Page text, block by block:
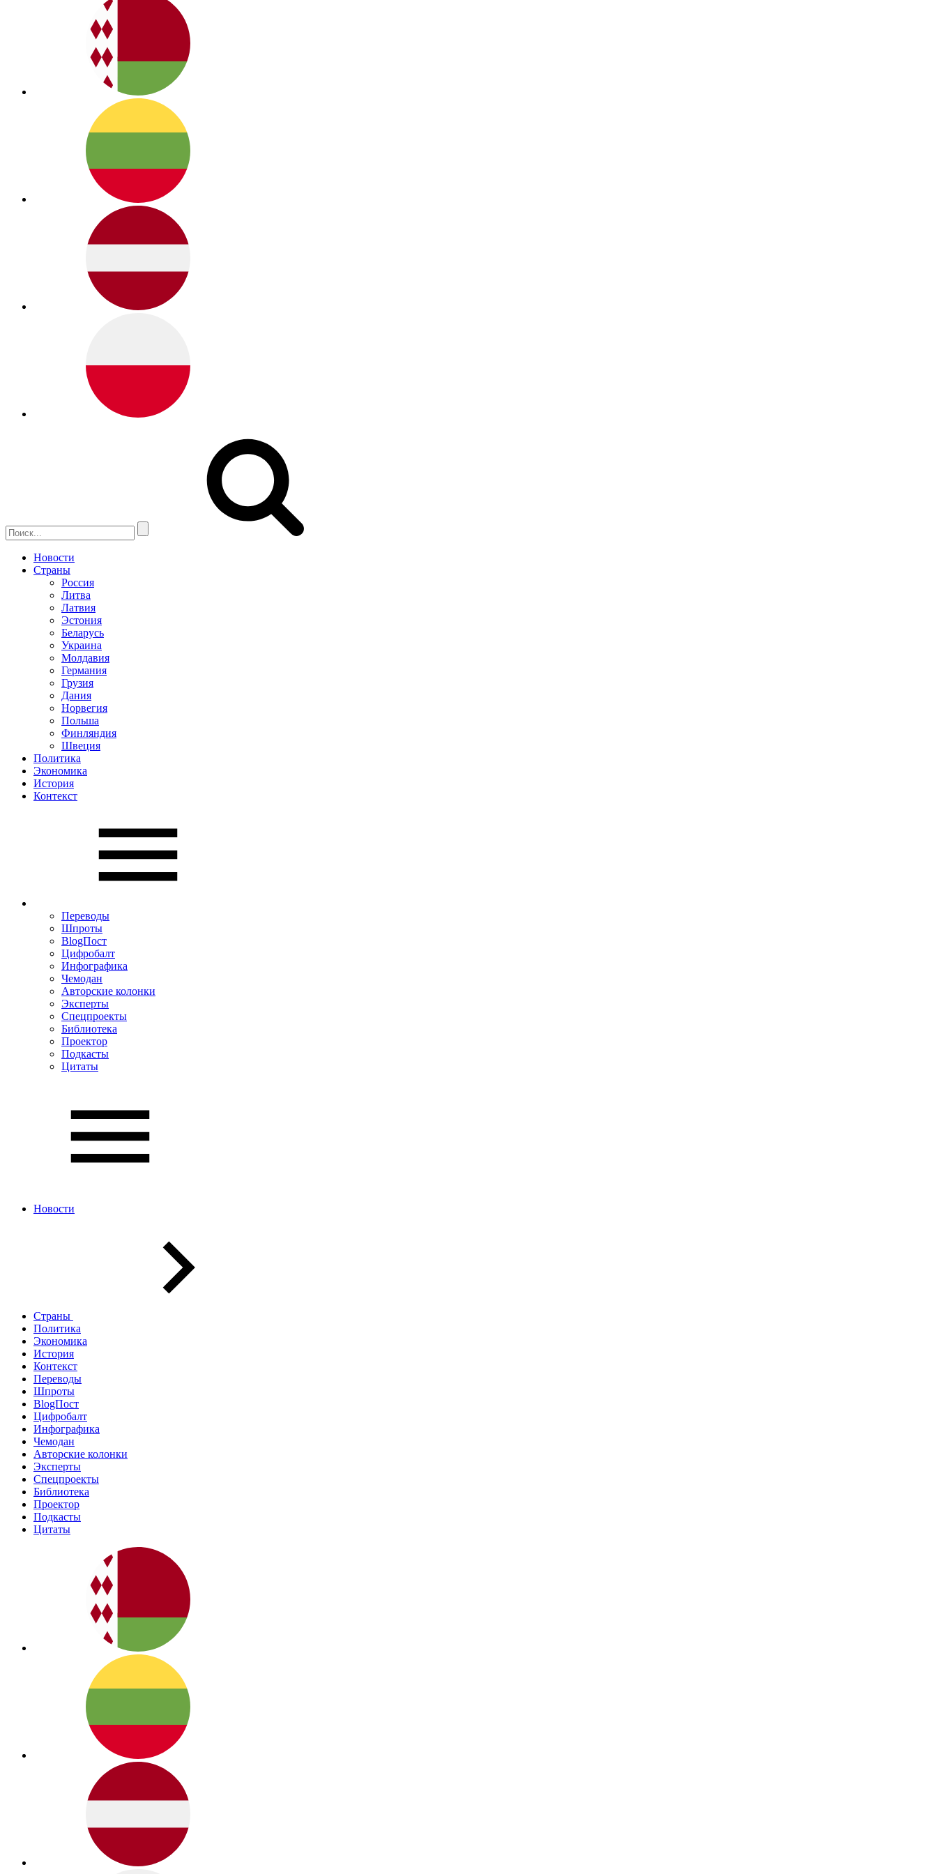
Новости
Страны
Россия
Литва
Латвия
Эстония
Беларусь
Украина
Молдавия
Германия
Грузия
Дания
Норвегия
Польша
Финляндия
Швеция
Политика
Экономика
История
Контекст
Переводы
Шпроты
BlogПост
Цифробалт
Инфографика
Чемодан
Авторские колонки
Эксперты
Спецпроекты
Библиотека
Проектор
Подкасты
Цитаты
Новости
Страны
Политика
Экономика
История
Контекст
Переводы
Шпроты
BlogПост
Цифробалт
Инфографика
Чемодан
Авторские колонки
Эксперты
Спецпроекты
Библиотека
Проектор
Подкасты
Цитаты